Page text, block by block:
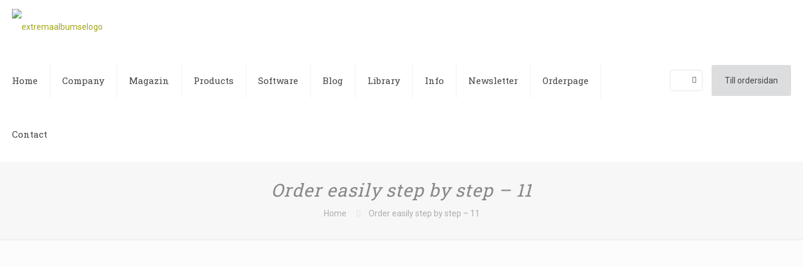
Home Company Magazin Products Software Blog Library Info Newsletter Orderpage
Contact
Till ordersidan
Order easily step by step – 11
Home Order easily step by step – 11